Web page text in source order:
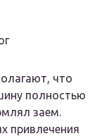
что
полностью
заем.
привлечения